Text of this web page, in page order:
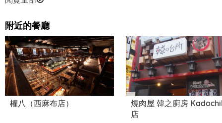
附近的餐廳
權八（西麻布店）
燒肉屋 韓之廚房
店